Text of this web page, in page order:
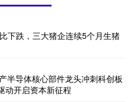
下跌，三大猪企连续5个月生猪
半导体核心部件龙头冲刺科创板
动开启资本新征程